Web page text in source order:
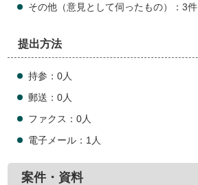
その他（意見として伺ったもの）：3件
提出方法
持参：0人
郵送：0人
ファクス：0人
電子メール：1人
案件・資料